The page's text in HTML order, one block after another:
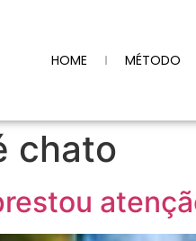
HOME MÉTODO
chato